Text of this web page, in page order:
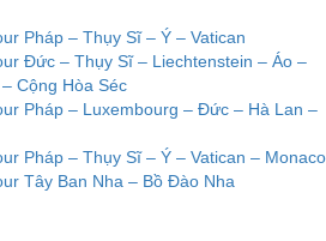
Pháp – Thụy Sĩ – Ý – Vatican
Đức – Thụy Sĩ – Liechtenstein – Áo –
Cộng Hòa Séc
Pháp – Luxembourg – Đức – Hà Lan –
Pháp – Thụy Sĩ – Ý – Vatican – Monaco
Tây Ban Nha – Bồ Đào Nha